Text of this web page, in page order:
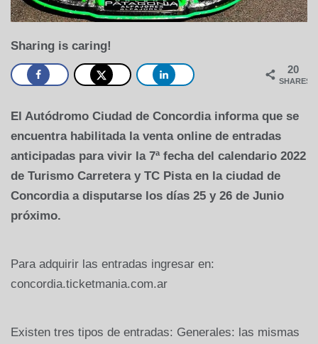
Sharing is caring!
20
SHARES
El Autódromo Ciudad de Concordia informa que se
encuentra habilitada la venta online de entradas
anticipadas para vivir la 7ª fecha del calendario 2022
de Turismo Carretera y TC Pista en la ciudad de
Concordia a disputarse los días 25 y 26 de Junio
próximo.
Para adquirir las entradas ingresar en:
concordia.ticketmania.com.ar
Existen tres tipos de entradas: Generales: las mismas